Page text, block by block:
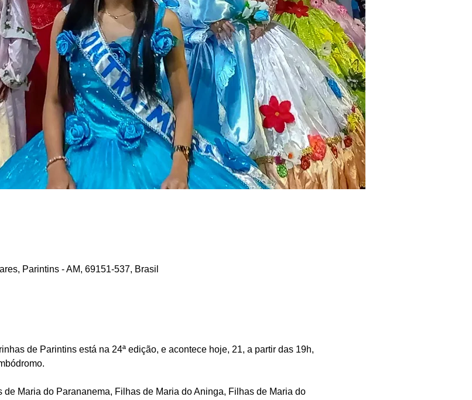
Parintins - AM, 69151-537, Brasil
de Parintins está na 24ª edição, e acontece hoje, 21, a partir das 19h,
Maria do Parananema, Filhas de Maria do Aninga, Filhas de Maria do